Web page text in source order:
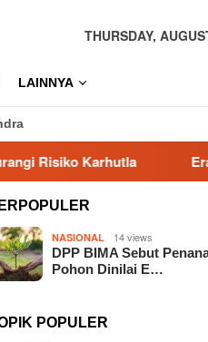
THURSDAY,
LAINNYA
Era Baru KBPP
NASIONAL 14 views
DPP BIMA Sebut
Pohon Dinilai E…
POPULER